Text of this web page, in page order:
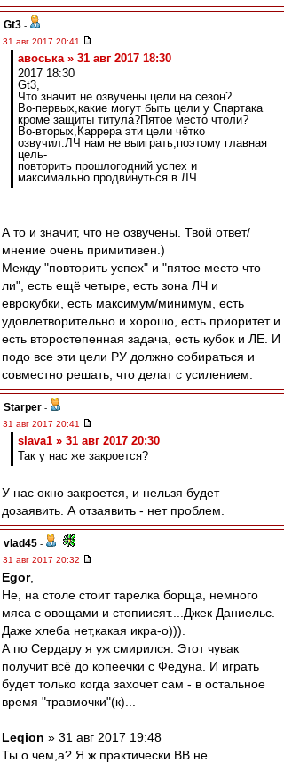
Gt3 -
31 авг 2017 20:41
авоська » 31 авг 2017 18:30
2017 18:30
Gt3,
Что значит не озвучены цели на сезон?
Во-первых,какие могут быть цели у Спартака
кроме защиты титула?Пятое место чтоли?
Во-вторых,Каррера эти цели чётко
озвучил.ЛЧ нам не выиграть,поэтому главная
цель-
повторить прошлогодний успех и
максимально продвинуться в ЛЧ.
А то и значит, что не озвучены. Твой ответ/
мнение очень примитивен.)
Между "повторить успех" и "пятое место что
ли", есть ещё четыре, есть зона ЛЧ и
еврокубки, есть максимум/минимум, есть
удовлетворительно и хорошо, есть приоритет и
есть второстепенная задача, есть кубок и ЛЕ. И
подо все эти цели РУ должно собираться и
совместно решать, что делат с усилением.
Starper -
31 авг 2017 20:41
slava1 » 31 авг 2017 20:30
Так у нас же закроется?
У нас окно закроется, и нельзя будет
дозаявить. А отзаявить - нет проблем.
vlad45 -
31 авг 2017 20:32
Egor,
Не, на столе стоит тарелка борща, немного
мяса с овощами и стопиисят....Джек Даниельс.
Даже хлеба нет,какая икра-о))).
А по Сердару я уж смирился. Этот чувак
получит всё до копеечки с Федуна. И играть
будет только когда захочет сам - в остальное
время "травмочки"(к)...
Leqion » 31 авг 2017 19:48
Ты о чем,а? Я ж практически ВВ не